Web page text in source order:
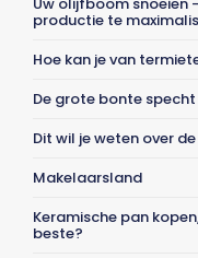
productie te
Hoe kan je van
De grote bonte
Dit wil je weten over
Makelaarsland
Keramische pan
beste?